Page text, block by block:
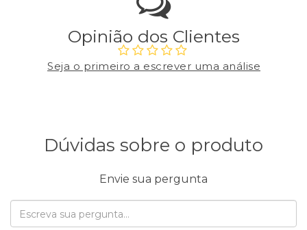
Opinião dos Clientes
Seja o primeiro a escrever uma análise
Dúvidas sobre o produto
Envie sua pergunta